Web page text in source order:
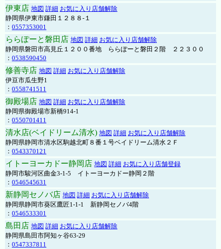
伊東店 地図 詳細 お気に入り店舗解除
静岡県伊東市鎌田１２８８-１
： 0557353001
ららぽーと磐田店 地図 詳細 お気に入り店舗解除
静岡県磐田市高見丘１２００番地 ららぽーと磐田２階 ２２３００
： 0538590450
修善寺店 地図 詳細 お気に入り店舗解除
伊豆市瓜生野1
： 0558741511
御殿場店 地図 詳細 お気に入り店舗解除
静岡県御殿場市新橋914-1
： 0550701411
清水店(ベイドリーム清水) 地図 詳細 お気に入り店舗解除
静岡県静岡市清水区駒越北町８番１号ベイドリーム清水２Ｆ
： 0543370121
イトーヨーカドー静岡店 地図 詳細 お気に入り店舗登録
静岡市駿河区曲金3-1-5 イトーヨーカドー静岡２階
： 0546545631
新静岡セノバ店 地図 詳細 お気に入り店舗解除
静岡県静岡市葵区鷹匠1-1-1 新静岡セノバ4階
： 0546533301
島田店 地図 詳細 お気に入り店舗解除
静岡県島田市阿知ヶ谷63-29
： 0547337811